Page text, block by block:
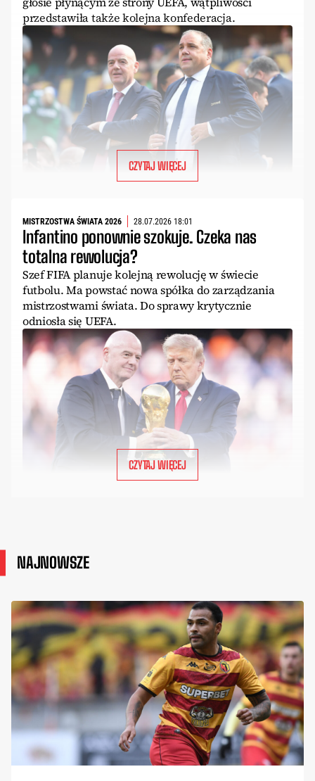
przedstawiła także kolejna konfederacja.
CZYTAJ WIĘCEJ
MISTRZOSTWA ŚWIATA 2026 28.07.2026 18:01
Infantino ponownie szokuje. Czeka nas
totalna rewolucja?
Szef FIFA planuje kolejną rewolucję w świecie
futbolu. Ma powstać nowa spółka do zarządzania
mistrzostwami świata. Do sprawy krytycznie
odniosła się UEFA.
CZYTAJ WIĘCEJ
NAJNOWSZE